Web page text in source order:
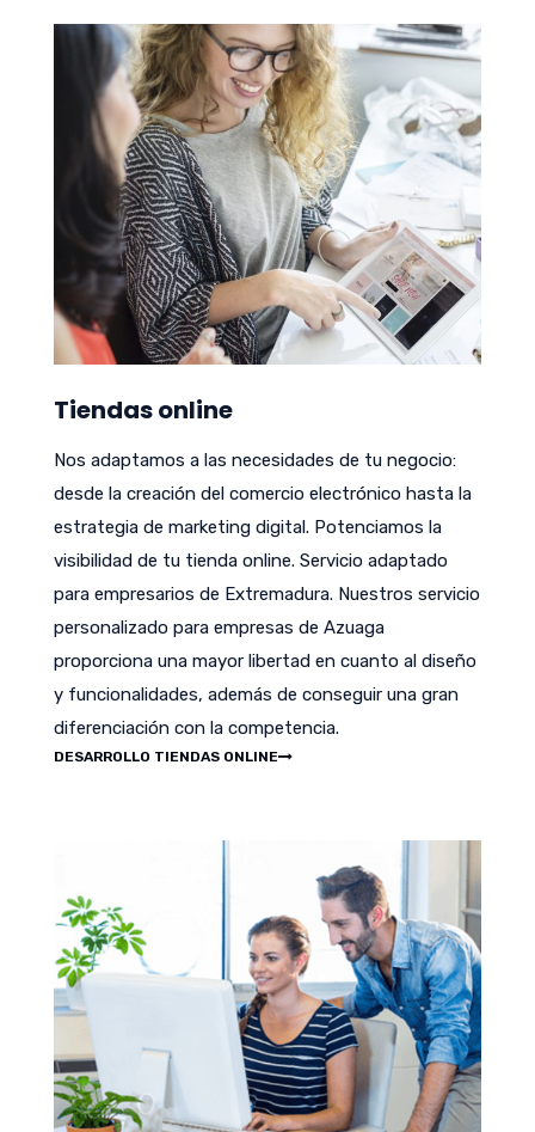
Tiendas online
Nos adaptamos a las necesidades de tu negocio:
desde la creación del comercio electrónico hasta la
estrategia de marketing digital. Potenciamos la
visibilidad de tu tienda online. Servicio adaptado
para empresarios de Extremadura. Nuestros servicio
personalizado para empresas de Azuaga
proporciona una mayor libertad en cuanto al diseño
y funcionalidades, además de conseguir una gran
diferenciación con la competencia.
DESARROLLO TIENDAS ONLINE